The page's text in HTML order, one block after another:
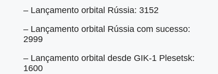
– Lançamento orbital Rússia: 3152
– Lançamento orbital Rússia com sucesso:
2999
– Lançamento orbital desde GIK-1 Plesetsk:
1600